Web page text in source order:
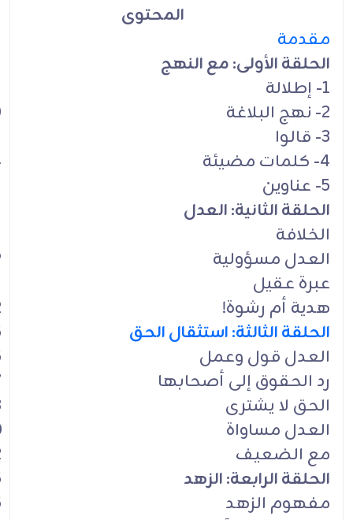
المحتوى
مقدمة
الحلقة الأولى: مع النهج
1- إطلالة
2- نهج البلاغة
3- قالوا
4- كلمات مضيئة
5- عناوين
الحلقة الثانية: العدل
الخلافة
العدل مسؤولية
عبرة عقيل
هدية أم رشوة!
الحلقة الثالثة: استثقال الحق
العدل قول وعمل
رد الحقوق إلى أصحابها
الحق لا يشترى
العدل مساواة
مع الضعيف
الحلقة الرابعة: الزهد
مفهوم الزهد